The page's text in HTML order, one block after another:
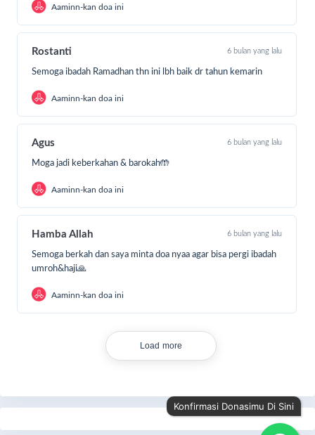
Aaminn-kan doa ini
Rostanti 6 bulan yang lalu
Semoga ibadah Ramadhan thn ini lbh baik dr tahun kemarin
Aaminn-kan doa ini
Agus 6 bulan yang lalu
Moga jadi keberkahan & barokah🤲
Aaminn-kan doa ini
Hamba Allah 6 bulan yang lalu
Semoga berkah dan saya minta doa nyaa agar bisa pergi ibadah
umroh&haji🙏
Aaminn-kan doa ini
Load more
Konfirmasi Donasimu Di Sini